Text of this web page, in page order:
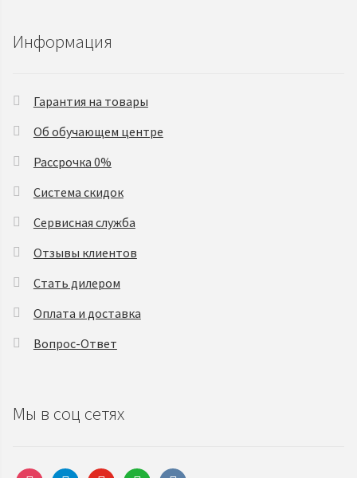
Информация
Гарантия на товары
Об обучающем центре
Рассрочка 0%
Система скидок
Сервисная служба
Отзывы клиентов
Стать дилером
Оплата и доставка
Вопрос-Ответ
Мы в соц сетях